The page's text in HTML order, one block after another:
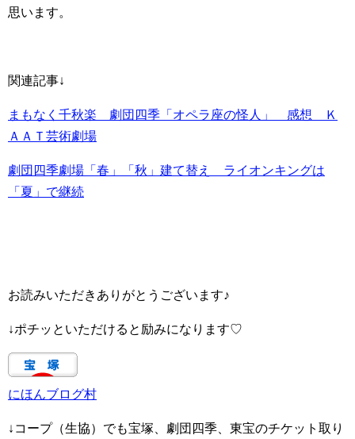
思います。
関連記事↓
まもなく千秋楽 劇団四季「オペラ座の怪人」 感想 Ｋ
ＡＡＴ芸術劇場
劇団四季劇場「春」「秋」建て替え ライオンキングは
「夏」で継続
お読みいただきありがとうございます♪
↓ポチッといただけると励みになります♡
にほんブログ村
↓コープ（生協）でも宝塚、劇団四季、東宝のチケット取り